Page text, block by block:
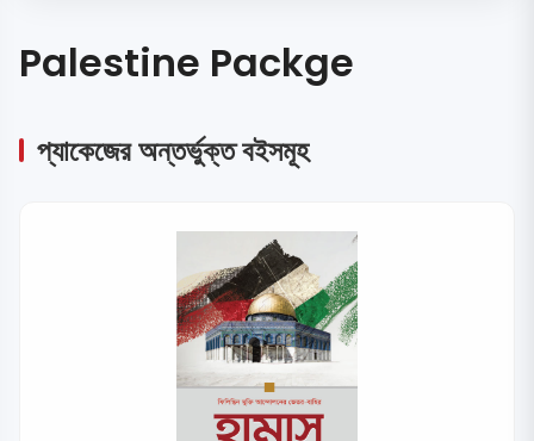
Palestine Packge
প্যাকেজের অন্তর্ভুক্ত বইসমূহ